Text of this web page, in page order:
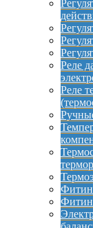
Реле
Реле